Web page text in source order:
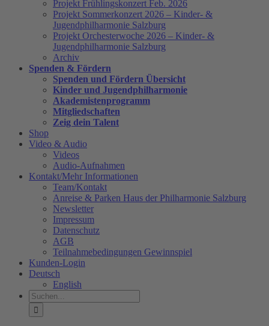
Projekt Frühlingskonzert Feb. 2026
Projekt Sommerkonzert 2026 – Kinder- &
Jugendphilharmonie Salzburg
Projekt Orchesterwoche 2026 – Kinder- &
Jugendphilharmonie Salzburg
Archiv
Spenden & Fördern
Spenden und Fördern Übersicht
Kinder und Jugendphilharmonie
Akademistenprogramm
Mitgliedschaften
Zeig dein Talent
Shop
Video & Audio
Videos
Audio-Aufnahmen
Kontakt/Mehr Informationen
Team/Kontakt
Anreise & Parken Haus der Philharmonie Salzburg
Newsletter
Impressum
Datenschutz
AGB
Teilnahmebedingungen Gewinnspiel
Kunden-Login
Deutsch
English
Suche
nach: